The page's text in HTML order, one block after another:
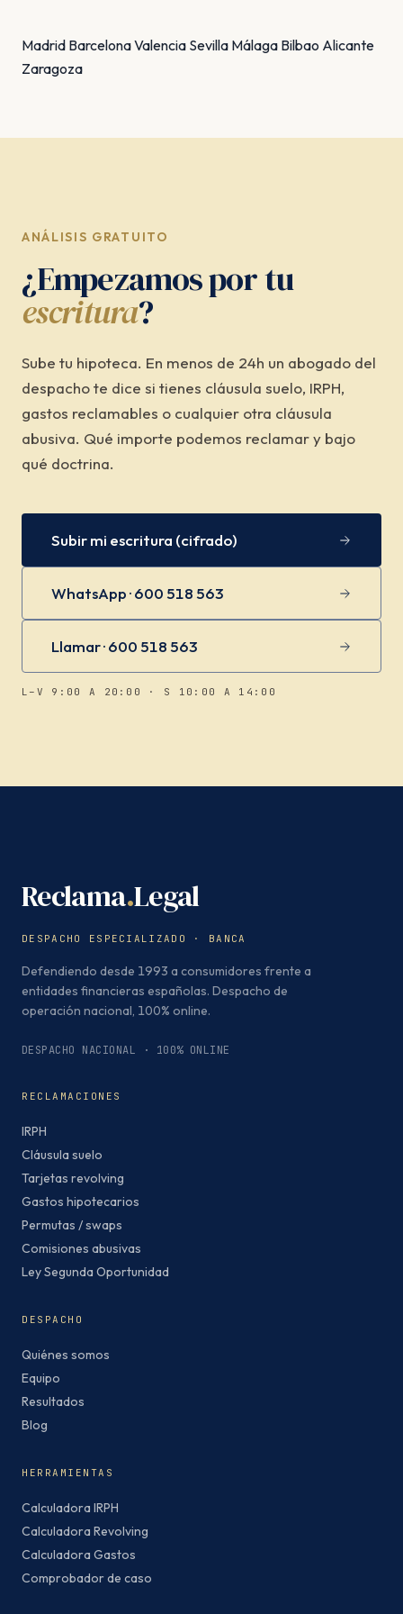
Madrid BarcelonaValencia Sevilla Málaga Bilbao Alicante
Zaragoza
ANÁLISIS GRATUITO
¿Empezamos por tu
escritura?
Sube tu hipoteca. En menos de 24h un abogado del
despacho te dice si tienes cláusula suelo, IRPH,
gastos reclamables o cualquier otra cláusula
abusiva. Qué importe podemos reclamar y bajo
qué doctrina.
Subir mi escritura (cifrado)
WhatsApp · 600 518 563
Llamar · 600 518 563
L–V 9:00 A 20:00 · S 10:00 A 14:00
Reclama.Legal
DESPACHO ESPECIALIZADO · BANCA
Defendiendo desde 1993 a consumidores frente a
entidades financieras españolas. Despacho de
operación nacional, 100% online.
DESPACHO NACIONAL · 100% ONLINE
RECLAMACIONES
IRPH
Cláusula suelo
Tarjetas revolving
Gastos hipotecarios
Permutas / swaps
Comisiones abusivas
Ley Segunda Oportunidad
DESPACHO
Quiénes somos
Equipo
Resultados
Blog
HERRAMIENTAS
Calculadora IRPH
Calculadora Revolving
Calculadora Gastos
Comprobador de caso